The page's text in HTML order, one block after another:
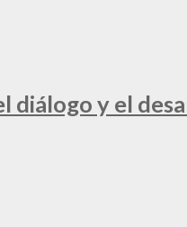
diálogo y el